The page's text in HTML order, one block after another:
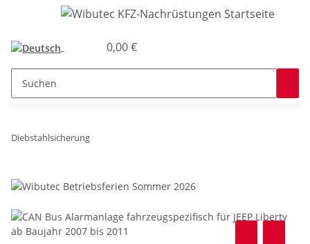
0,00 €
Diebstahlsicherung